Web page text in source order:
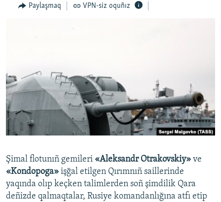
İNSAN AQLARI
FİKİR
Русский
Українською
RFE/RS bütün saytları
Paylaşmaq VPN-siz oquñız
Şimal flotunıñ gemileri «Aleksandr Otrakovskiy» ve
«Kondopoga» işğal etilgen Qırımnıñ saillerinde
yaqında olıp keçken talimlerden soñ şimdilik Qara
deñizde qalmaqtalar, Rusiye komandanlığına atfı etip